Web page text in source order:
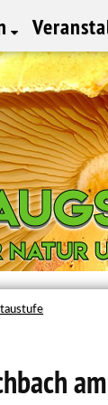
Natur
Natur